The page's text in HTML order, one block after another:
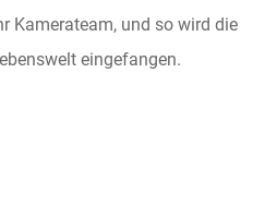
Kamerateam, und so wird die
eingefangen.